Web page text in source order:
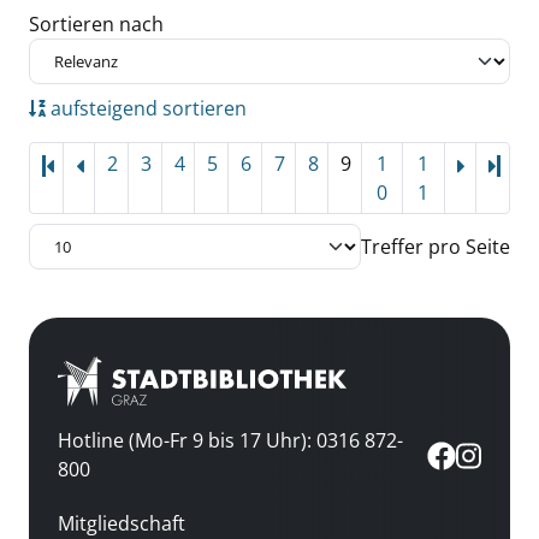
Zu den Suchfiltern springen
Sortieren nach
aufsteigend sortieren
2 3 4 5 6 7 8 9
1
0
1
1
Treffer pro Seite
Hotline (Mo-Fr 9 bis 17 Uhr): 0316 872-
800
Mitgliedschaft